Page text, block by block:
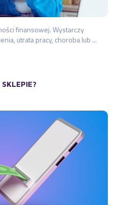
finansowej. Wystarczy
utrata pracy, choroba lub ...